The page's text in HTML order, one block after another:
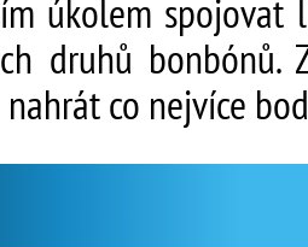
úkolem spojovat
druhů bonbónů.
nahrát co nejvíce